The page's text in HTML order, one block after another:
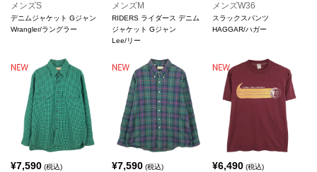
メンズS
デニムジャケット Gジャン
Wrangler/ラングラー
メンズM
RIDERS ライダース デニム
ジャケット Gジャン
Lee/リー
メンズW36
スラックスパンツ
HAGGAR/ハガー
¥7,590 (税込) ¥7,590(税込) ¥6,490 (税込)